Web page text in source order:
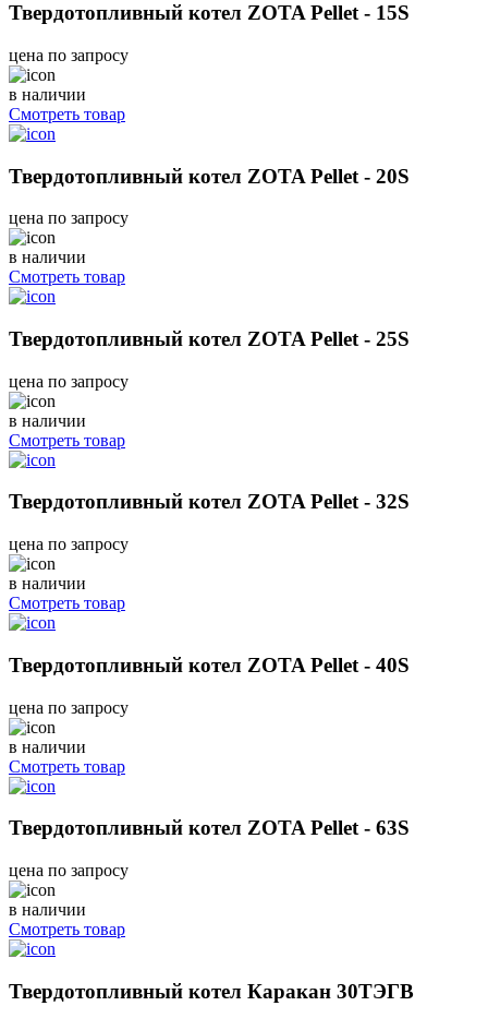
Твердотопливный котел ZOTA Pellet - 15S
цена по запросу
в наличии
Смотреть товар
Твердотопливный котел ZOTA Pellet - 20S
цена по запросу
в наличии
Смотреть товар
Твердотопливный котел ZOTA Pellet - 25S
цена по запросу
в наличии
Смотреть товар
Твердотопливный котел ZOTA Pellet - 32S
цена по запросу
в наличии
Смотреть товар
Твердотопливный котел ZOTA Pellet - 40S
цена по запросу
в наличии
Смотреть товар
Твердотопливный котел ZOTA Pellet - 63S
цена по запросу
в наличии
Смотреть товар
Твердотопливный котел Каракан 30ТЭГВ